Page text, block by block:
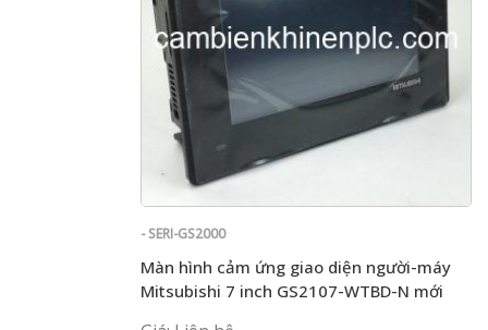
- SERI-GS2000
Màn hình cảm ứng giao diện người-máy
Mitsubishi 7 inch GS2107-WTBD-N mới